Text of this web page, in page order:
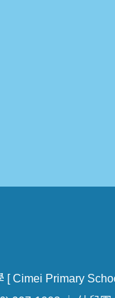
[ Cimei Primary